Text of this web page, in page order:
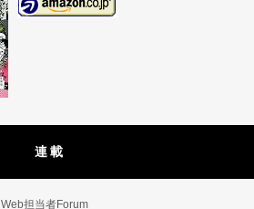
連載
Web担当者Forum